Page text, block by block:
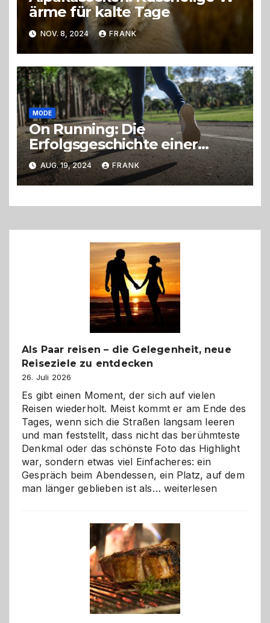
ärme für kalte Tage
NOV. 8, 2024 FRANK
MODE
On Running: Die
Erfolgsgeschichte einer
Schweizer Laufschuhmarke
AUG. 19, 2024 FRANK
Als Paar reisen – die Gelegenheit, neue
Reiseziele zu entdecken
26. Juli 2026
Es gibt einen Moment, der sich auf vielen
Reisen wiederholt. Meist kommt er am Ende des
Tages, wenn sich die Straßen langsam leeren
und man feststellt, dass nicht das berühmteste
Denkmal oder das schönste Foto das Highlight
war, sondern etwas viel Einfacheres: ein
Gespräch beim Abendessen, ein Platz, auf dem
man länger geblieben ist als… Als
–
die
Gelegenheit,
neue
Reiseziele
zu
entdecken
weiterlesen